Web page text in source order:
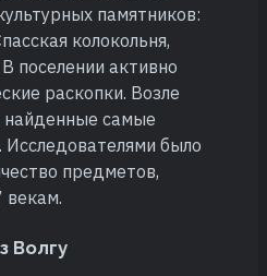
памятников:
колокольня,
поселении активно
раскопки. Возле
самые
Исследователями было
предметов,
Волгу